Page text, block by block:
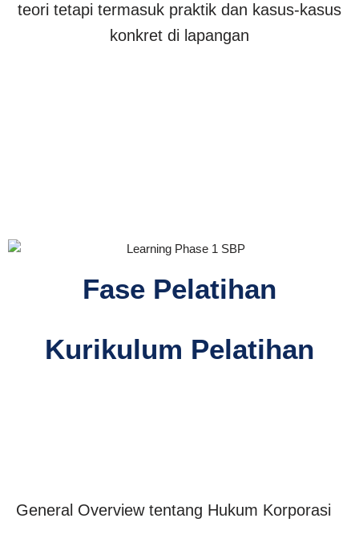
teori tetapi termasuk praktik dan kasus-kasus
konkret di lapangan
Fase Pelatihan
Kurikulum Pelatihan
General Overview tentang Hukum Korporasi